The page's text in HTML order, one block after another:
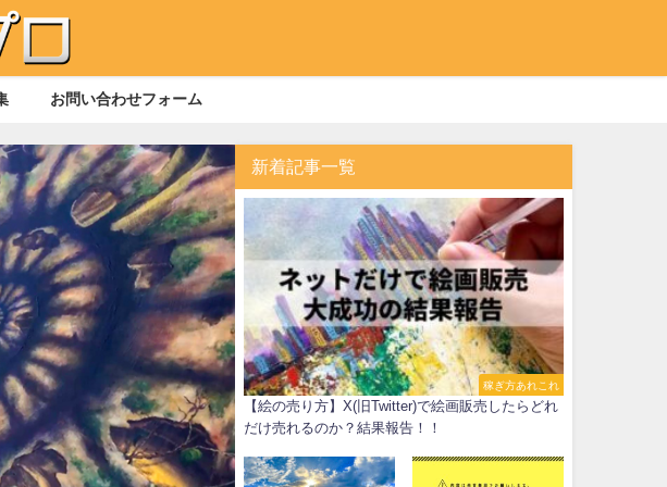
お問い合わせフォーム
新着記事一覧
稼ぎ方あれこれ
【絵の売り方】X(旧Twitter)で絵画販売したらどれ
だけ売れるのか？結果報告！！